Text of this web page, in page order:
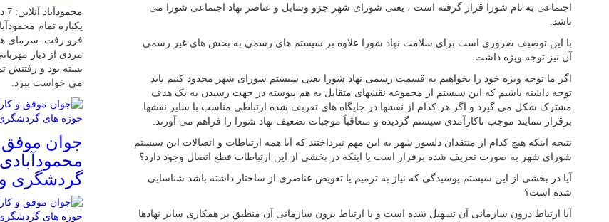
اجتماعی به نام شورا قرار گرفته است ، یعنی شورای شهر جزو وسایل و عناصر نهاد اجتماعی شورا می
باشد.
با این توصیف ضروری است برای سلامت نهاد شورا علاوه بر سیستم های رسمی به بخش های غیر رسمی
آن نیز توجه ویژه داشت.
اگر ما توجه ویژه خود را بخواهیم به قسمت رسمی نهاد شورا یعنی سیستم شورای شهر محدود کنیم باید
توجه داشته باشیم که این سیستم از مجموعه نقشهای متقابل به هم پیوسته در جهت رسیدن به یک هدف
مشترک شکل می گیرد و اگر هر کدام از نقشها در جایگاه های تعریف شده ارتباطی مناسب با سایر نقشها
برقرار ننمایند موجب ناکارآمدی سیستم گردیده و متعاقباً موجبات تضعیف نهاد شورا را فراهم می آورند.
نتیجه اینکه هیچ کدام از منتقدان دلسوز شهر به این مهم نپرداختند که آیا همه ارتباطات و اتصالات این سیستم
شورای شهر به صورت تعریف شده برقرار است یا اینکه در بخشی از این ارتباطات قطع اتصال وجود دارد؟
آیا در بخشی از این سیستم پوسیدگی که نیاز به ترمیم یا تعویض عناصری از ساختار داشته باشد شناسایی
شده است؟
آیا ارتباط درون سازمانی آن تسهیل شده است و یا ارتباط برون سازمانی آن منطبق بر همکاری سایر نهادها
یکباره تمام
فرو رفت. سرمای
مردی از دیار
بسته بود و رفتنش
می خواست ببرد.
جوان موفق
گردشگری